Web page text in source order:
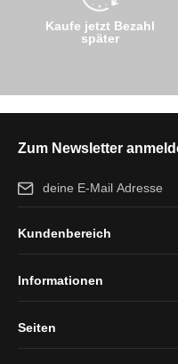
Kaufe jetzt Bezahl
später
Zum Newsletter
E-Mail-Adresse*
und dieAGBgelesen und
Kundenbereich
Informationen
Seiten